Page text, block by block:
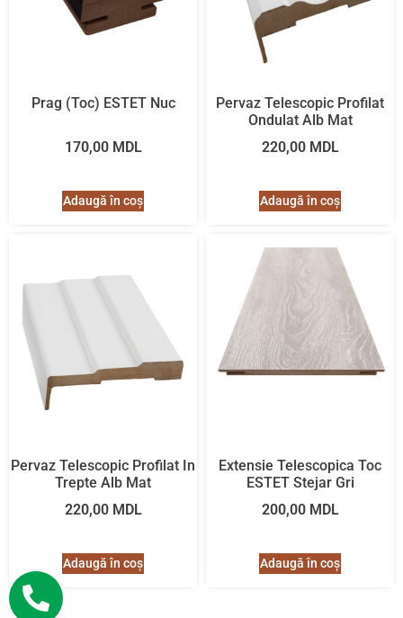
Prag (Toc) ESTET Nuc
170,00 MDL
Adaugă în coș
Pervaz Telescopic Profilat
Ondulat Alb Mat
220,00 MDL
Adaugă în coș
Pervaz Telescopic Profilat In
Trepte Alb Mat
220,00 MDL
Adaugă în coș
Extensie Telescopica Toc
ESTET Stejar Gri
200,00 MDL
Adaugă în coș